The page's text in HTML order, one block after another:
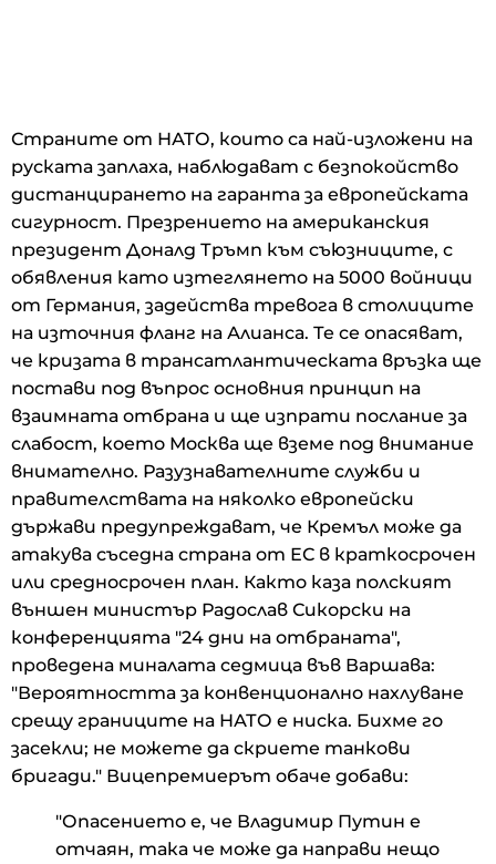
Страните от НАТО, които са най-изложени на
руската заплаха, наблюдават с безпокойство
дистанцирането на гаранта за европейската
сигурност. Презрението на американския
президент Доналд Тръмп към съюзниците, с
обявления като изтеглянето на 5000 войници
от Германия, задейства тревога в столиците
на източния фланг на Алианса. Те се опасяват,
че кризата в трансатлантическата връзка ще
постави под въпрос основния принцип на
взаимната отбрана и ще изпрати послание за
слабост, което Москва ще вземе под внимание
внимателно. Разузнавателните служби и
правителствата на няколко европейски
държави предупреждават, че Кремъл може да
атакува съседна страна от ЕС в краткосрочен
или средносрочен план. Както каза полският
външен министър Радослав Сикорски на
конференцията "24 дни на отбраната",
проведена миналата седмица във Варшава:
"Вероятността за конвенционално нахлуване
срещу границите на НАТО е ниска. Бихме го
засекли; не можете да скриете танкови
бригади." Вицепремиерът обаче добави:
"Опасението е, че Владимир Путин е
отчаян, така че може да направи нещо